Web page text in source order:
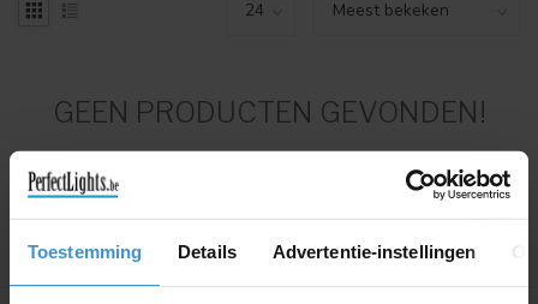
Toestemming Details Advertentie-instellingen
GEEN PRODUCTEN GEVONDEN!
Toon1-0van 0